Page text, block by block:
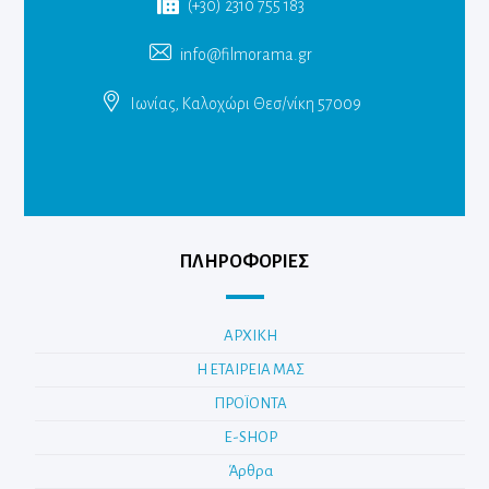
(+30) 2310 755 183
info@filmorama.gr
Ιωνίας, Καλοχώρι Θεσ/νίκη 57009
ΠΛΗΡΟΦΟΡΙΕΣ
ΑΡΧΙΚΗ
Η ΕΤΑΙΡΕΙΑ ΜΑΣ
ΠΡΟΪΟΝΤΑ
E-SHOP
Άρθρα